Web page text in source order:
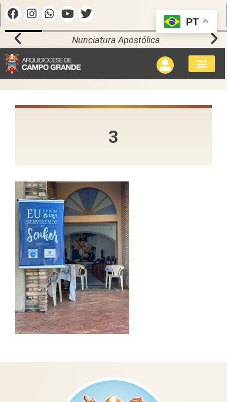
Nunciatura Apostólica
3
PT